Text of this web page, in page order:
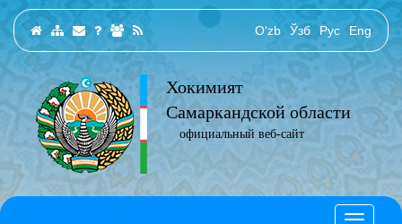
O‘zb Ўзб Рус Eng
Хокимият
Самаркандской области
официальный веб-сайт